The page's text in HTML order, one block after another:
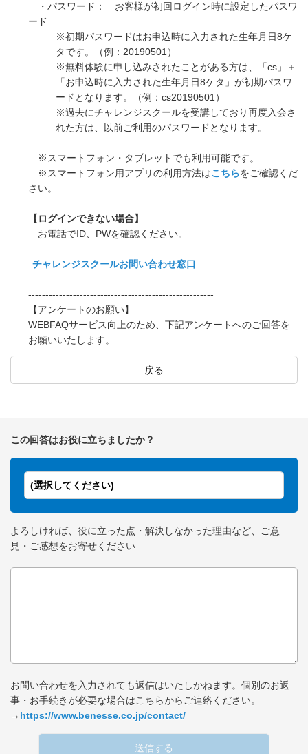
・パスワード： お客様が初回ログイン時に設定したパスワ
ード
※初期パスワードはお申込時に入力された生年月日8ケ
タです。（例：20190501）
※無料体験に申し込みされたことがある方は、「cs」＋
「お申込時に入力された生年月日8ケタ」が初期パスワ
ードとなります。（例：cs20190501）
※過去にチャレンジスクールを受講しており再度入会さ
れた方は、以前ご利用のパスワードとなります。
※スマートフォン・タブレットでも利用可能です。
※スマートフォン用アプリの利用方法はこちらをご確認くだ
さい。
【ログインできない場合】
お電話でID、PWを確認ください。
チャレンジスクールお問い合わせ窓口
------------------------------------------------------
【アンケートのお願い】
WEBFAQサービス向上のため、下記アンケートへのご回答を
お願いいたします。
戻る
この回答はお役に立ちましたか？
(選択してください)
よろしければ、役に立った点・解決しなかった理由など、ご意
見・ご感想をお寄せください
お問い合わせを入力されても返信はいたしかねます。個別のお返
事・お手続きが必要な場合はこちらからご連絡ください。
→ https://www.benesse.co.jp/contact/
送信する